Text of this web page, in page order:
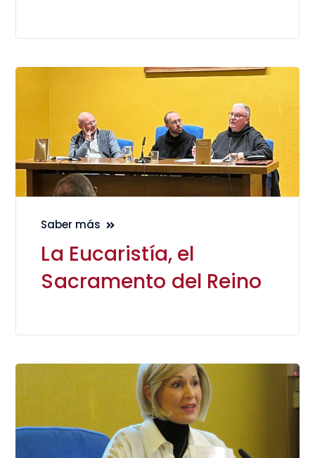
Saber más
La Eucaristía, el
Sacramento del Reino